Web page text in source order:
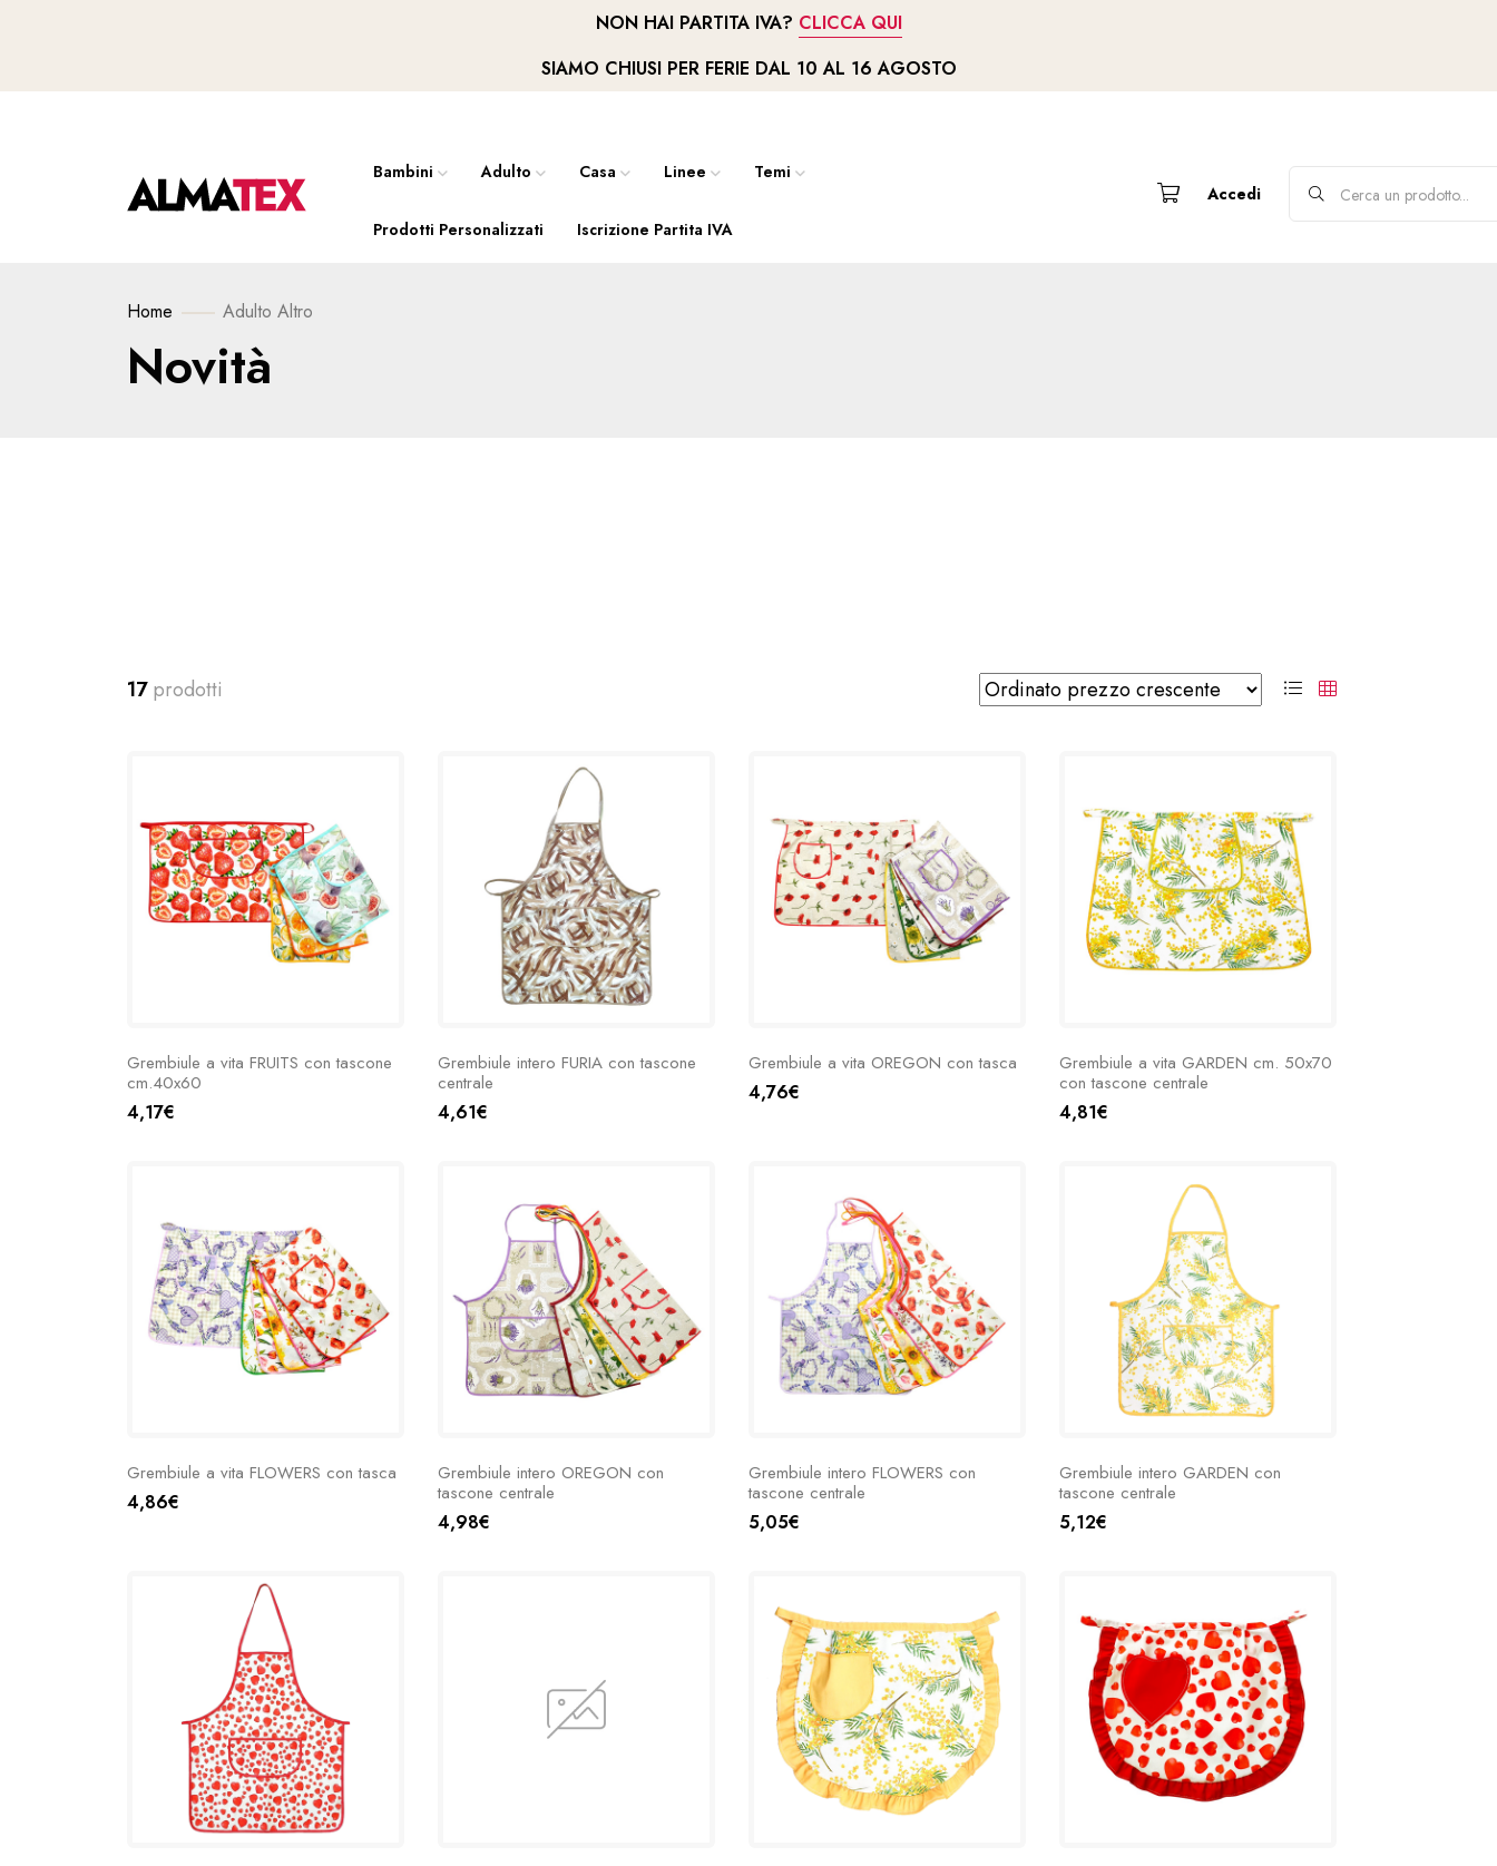
NON HAI PARTITA IVA? CLICCA QUI
SIAMO CHIUSI PER FERIE DAL 10 AL 16 AGOSTO
Bambini Adulto Casa Linee Temi
Prodotti Personalizzati Iscrizione Partita IVA
Accedi
Home Adulto Altro
Novità
17prodotti
Grembiule a vita FRUITS con tascone
cm.40x60
4,17€
Grembiule intero FURIA con tascone
centrale
4,61€
Grembiule a vita OREGON con tasca
4,76€
Grembiule a vita GARDEN cm. 50x70
con tascone centrale
4,81€
Grembiule a vita FLOWERS con tasca
4,86€
Grembiule intero OREGON con
tascone centrale
4,98€
Grembiule intero FLOWERS con
tascone centrale
5,05€
Grembiule intero GARDEN con
tascone centrale
5,12€